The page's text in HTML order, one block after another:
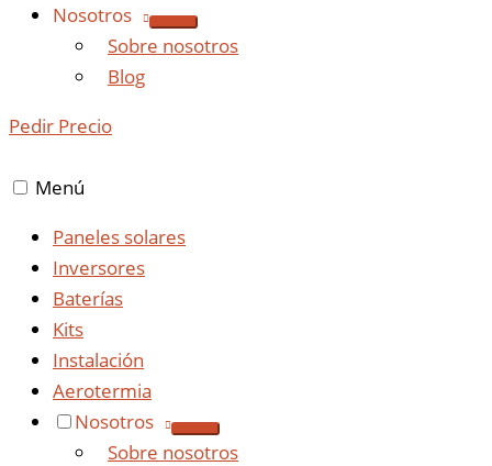
Nosotros
Sobre nosotros
Blog
Pedir Precio
Menú
Paneles solares
Inversores
Baterías
Kits
Instalación
Aerotermia
Nosotros
Sobre nosotros